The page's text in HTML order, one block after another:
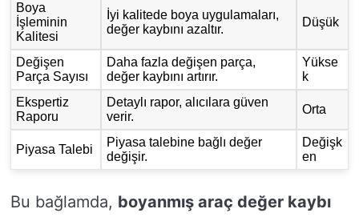
Boya
İşleminin
Kalitesi
İyi kalitede boya uygulamaları,
değer kaybını azaltır.
Düşük
Değişen
Parça Sayısı
Daha fazla değişen parça,
değer kaybını artırır.
Yükse
k
Ekspertiz
Raporu
Detaylı rapor, alıcılara güven
verir.
Orta
Piyasa Talebi
Piyasa talebine bağlı değer
değişir.
Değişk
en
Bu bağlamda, boyanmış araç değer kaybı